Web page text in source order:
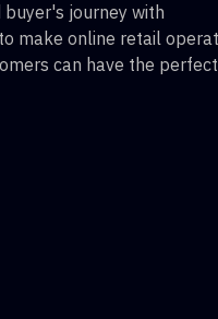
journey with
make online retail
can have the